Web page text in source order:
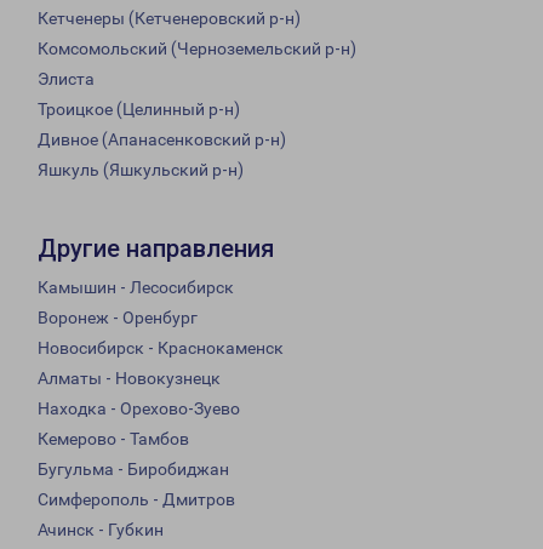
Кетченеры (Кетченеровский р-н)
Комсомольский (Черноземельский р-н)
Элиста
Троицкое (Целинный р-н)
Дивное (Апанасенковский р-н)
Яшкуль (Яшкульский р-н)
Другие направления
Камышин - Лесосибирск
Воронеж - Оренбург
Новосибирск - Краснокаменск
Алматы - Новокузнецк
Находка - Орехово-Зуево
Кемерово - Тамбов
Бугульма - Биробиджан
Симферополь - Дмитров
Ачинск - Губкин